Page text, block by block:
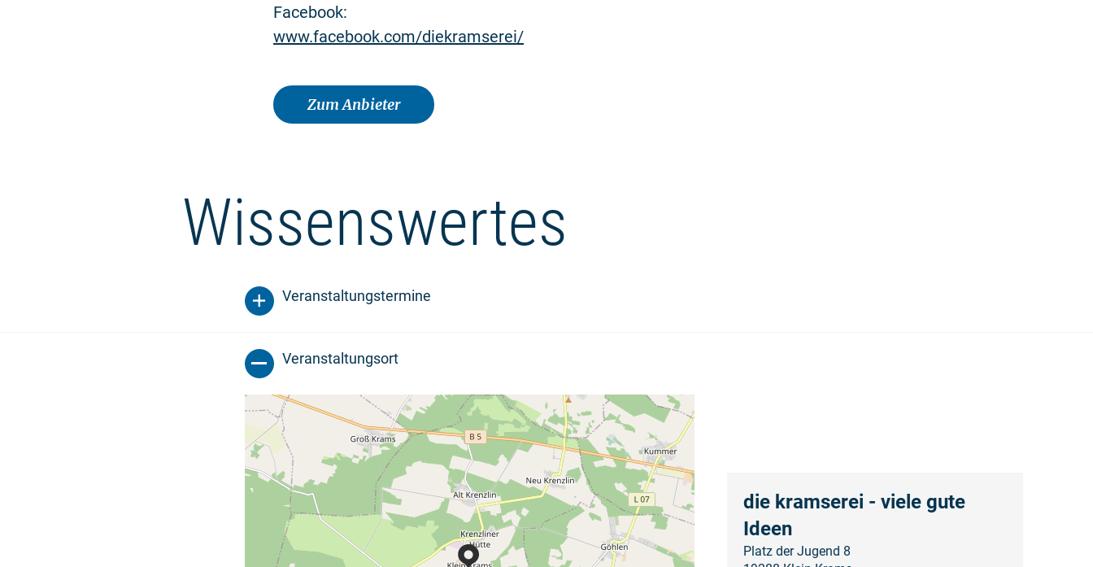
Facebook:
www.facebook.com/diekramserei/
Zum Anbieter
Wissenswertes
Veranstaltungstermine
Veranstaltungsort
die kramserei - viele gute
Ideen
Platz der Jugend 8